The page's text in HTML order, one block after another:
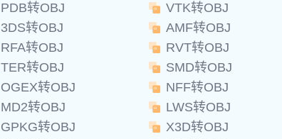
PDB转OBJ
VTK转OBJ
3DS转OBJ
AMF转OBJ
RFA转OBJ
RVT转OBJ
TER转OBJ
SMD转OBJ
OGEX转OBJ
NFF转OBJ
MD2转OBJ
LWS转OBJ
GPKG转OBJ
X3D转OBJ